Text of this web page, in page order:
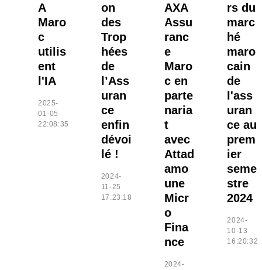
A
Maro
c
utilis
ent
l'IA
2025-
01-05
22:08:35
on
des
Trop
hées
de
l’Ass
uran
ce
enfin
dévoi
lé !
2024-
11-25
17:23:18
AXA
Assu
ranc
e
Maro
c en
parte
naria
t
avec
Attad
amo
une
Micr
o
Fina
nce
2024-
rs du
marc
hé
maro
cain
de
l'ass
uran
ce au
prem
ier
seme
stre
2024
2024-
10-13
16:20:32